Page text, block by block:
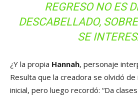
REGRESO NO ES
DESCABELLADO,
SE
¿Y la propia Hannah, personaje
Resulta que la creadora se olvidó de
inicial, pero luego recordó: “Da